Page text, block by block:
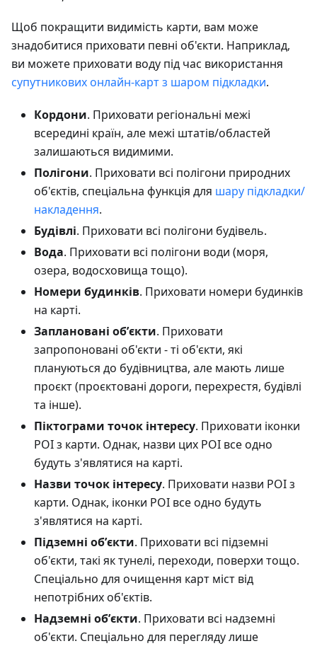
Щоб покращити видимість карти, вам може
знадобитися приховати певні об'єкти. Наприклад,
ви можете приховати воду під час використання
супутникових онлайн-карт з шаром підкладки.
Кордони. Приховати регіональні межі
всередині країн, але межі штатів/областей
залишаються видимими.
Полігони. Приховати всі полігони природних
об'єктів, спеціальна функція для шару підкладки/
накладення.
Будівлі. Приховати всі полігони будівель.
Вода. Приховати всі полігони води (моря,
озера, водосховища тощо).
Номери будинків. Приховати номери будинків
на карті.
Заплановані обʼєкти. Приховати
запропоновані об'єкти - ті об'єкти, які
плануються до будівництва, але мають лише
проєкт (проєктовані дороги, перехрестя, будівлі
та інше).
Піктограми точок інтересу. Приховати іконки
POI з карти. Однак, назви цих POI все одно
будуть з'являтися на карті.
Назви точок інтересу. Приховати назви POI з
карти. Однак, іконки POI все одно будуть
з'являтися на карті.
Підземні обʼєкти. Приховати всі підземні
об'єкти, такі як тунелі, переходи, поверхи тощо.
Спеціально для очищення карт міст від
непотрібних об'єктів.
Надземні обʼєкти. Приховати всі надземні
об'єкти. Спеціально для перегляду лише